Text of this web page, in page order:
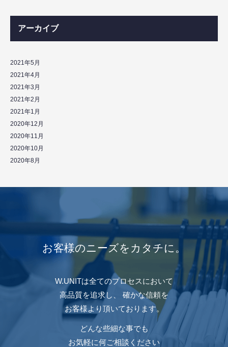
アーカイブ
2021年5月
2021年4月
2021年3月
2021年2月
2021年1月
2020年12月
2020年11月
2020年10月
2020年8月
お客様のニーズをカタチに。
W.UNITは全てのプロセスにおいて
⾼品質を追求し、
確かな信頼を
お客様より頂いております。
どんな些細な事でも
お気軽に何ご相談ください